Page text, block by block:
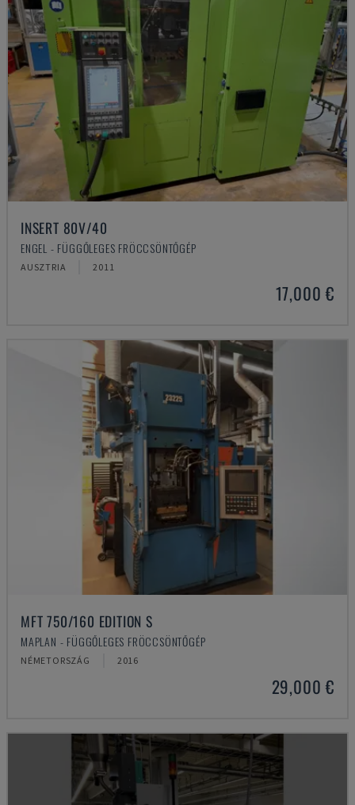
INSERT 80V/40
ENGEL - FÜGGŐLEGES FRÖCCSÖNTŐGÉP
AUSZTRIA 2011
17,000 €
MFT 750/160 EDITION S
MAPLAN - FÜGGŐLEGES FRÖCCSÖNTŐGÉP
NÉMETORSZÁG 2016
29,000 €